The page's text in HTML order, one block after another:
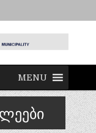
MENU